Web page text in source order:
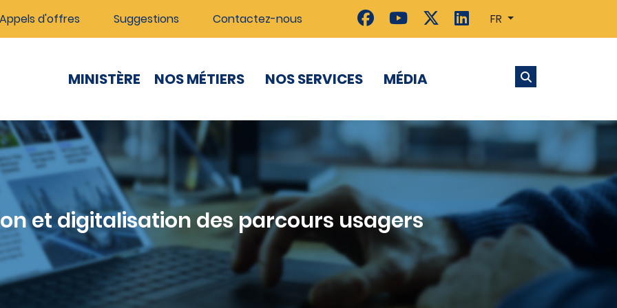
Appels d'offres Suggestions Contactez-nous FR
MINISTÈRE NOS MÉTIERS NOS SERVICES MÉDIA
et digitalisation des parcours usagers